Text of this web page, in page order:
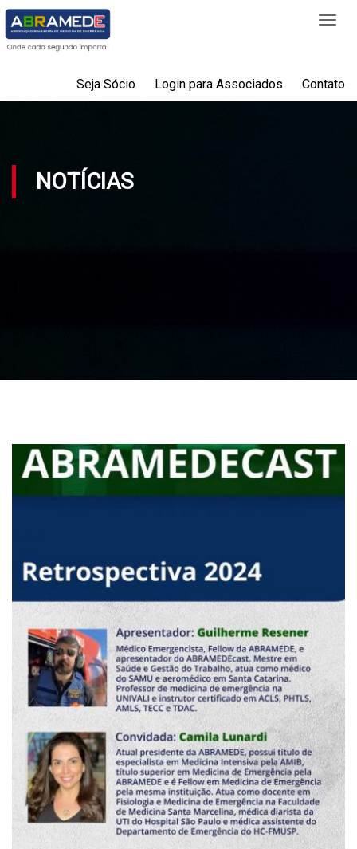
Seja Sócio Login para Associados Contato
NOTÍCIAS